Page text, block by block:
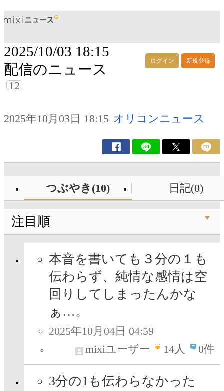
ログイン 新規登録
2025/10/03 18:15
配信のニュース
12
2025年10月03日 18:15 オリコンニュース
つぶやき(10) 日記(0)
注目順
本音を書いても３分の１も
伝わらず、純情な感情は空
回りしてしまったんかな
ぁ…。
2025年10月04日 04:59
mixiユーザー
14人 0件
3分の1も伝わらなかった